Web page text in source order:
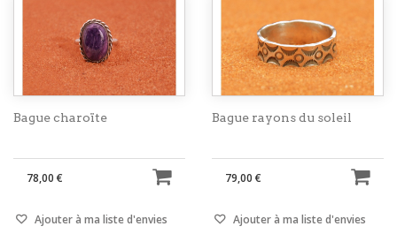
Bague charoïte
78,00 €
Ajouter à ma liste d'envies
Bague rayons du soleil
79,00 €
Ajouter à ma liste d'envies